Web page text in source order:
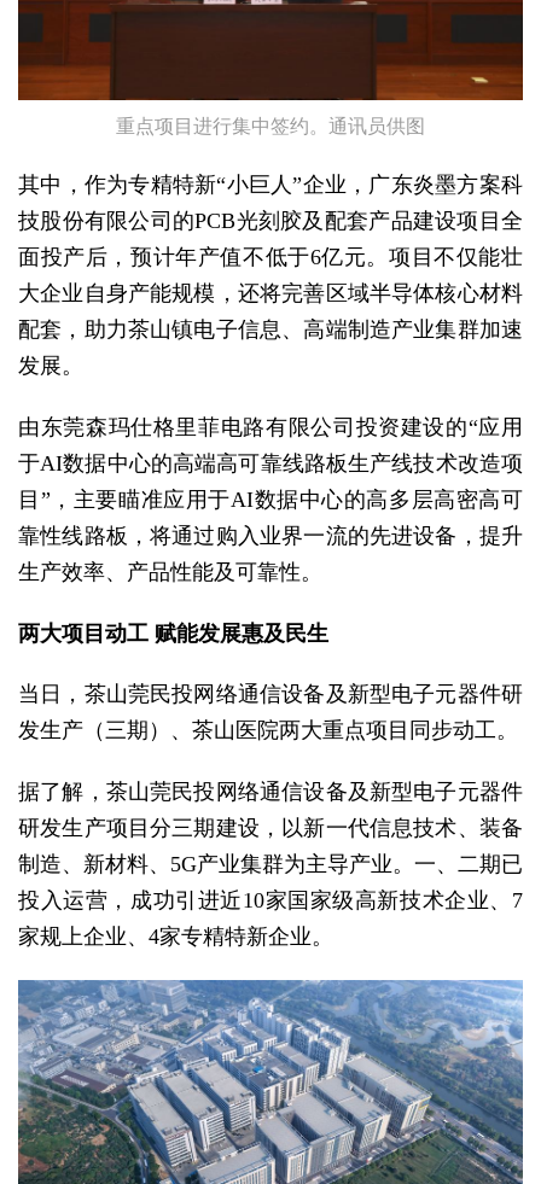
重点项目进行集中签约。通讯员供图
其中，作为专精特新“小巨人”企业，广东炎墨方案科
技股份有限公司的PCB光刻胶及配套产品建设项目全
面投产后，预计年产值不低于6亿元。项目不仅能壮
大企业自身产能规模，还将完善区域半导体核心材料
配套，助力茶山镇电子信息、高端制造产业集群加速
发展。
由东莞森玛仕格里菲电路有限公司投资建设的“应用
于AI数据中心的高端高可靠线路板生产线技术改造项
目”，主要瞄准应用于AI数据中心的高多层高密高可
靠性线路板，将通过购入业界一流的先进设备，提升
生产效率、产品性能及可靠性。
两大项目动工 赋能发展惠及民生
当日，茶山莞民投网络通信设备及新型电子元器件研
发生产（三期）、茶山医院两大重点项目同步动工。
据了解，茶山莞民投网络通信设备及新型电子元器件
研发生产项目分三期建设，以新一代信息技术、装备
制造、新材料、5G产业集群为主导产业。一、二期已
投入运营，成功引进近10家国家级高新技术企业、7
家规上企业、4家专精特新企业。